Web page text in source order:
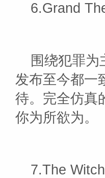
6.Grand
围绕犯罪
发布至今都一
待。完全仿真
你为所欲为。
7.The